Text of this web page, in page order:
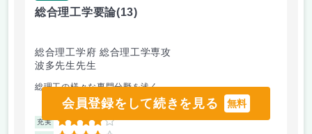
会員登録をして続きを見る 無料
総合理工学要論(13)
総合理工学府 総合理工学専攻
波多先生先生
総理工の様々な専門分野を浅く...
充実 4